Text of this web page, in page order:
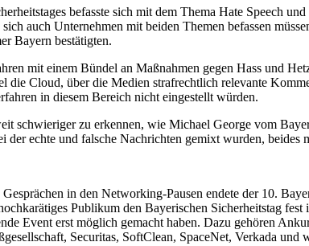
befasste sich mit dem Thema Hate Speech
auch Unternehmen mit beiden Themen befassen
Bayern bestätigten.
mit einem Bündel an Maßnahmen gegen Hass und
die Cloud, über die Medien strafrechtlich relevante
in diesem Bereich nicht eingestellt würden.
schwieriger zu erkennen, wie Michael George vom
der echte und falsche Nachrichten gemixt wurden,
in den Networking-Pausen endete der 10.
Publikum den Bayerischen Sicherheitstag
Event erst möglich gemacht haben. Dazu gehören
Securitas, SoftClean, SpaceNet, Verkada und